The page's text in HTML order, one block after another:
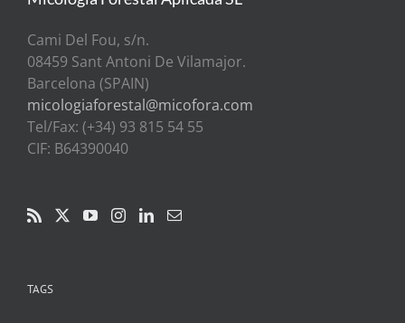
Cami Del Fou, s/n.
08459 Sant Antoni De Vilamajor.
Barcelona (SPAIN)
micologiaforestal@micofora.com
Tel/Fax: (+34) 93 815 54 55
CIF: B64390040
TAGS